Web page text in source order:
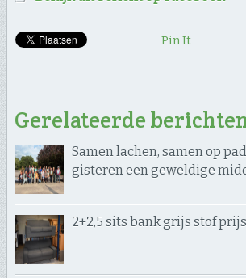
Pin It
Gerelateerde
Samen lachen, samen op
gisteren een geweldige
2+2,5 sits bank grijs stof